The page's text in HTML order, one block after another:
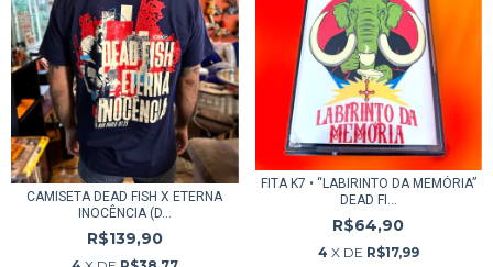
CAMISETA DEAD FISH X ETERNA
INOCÊNCIA (D...
R$139,90
FITA K7 • “LABIRINTO DA MEMÓRIA”
DEAD FI...
R$64,90
4 X DE R$17,99